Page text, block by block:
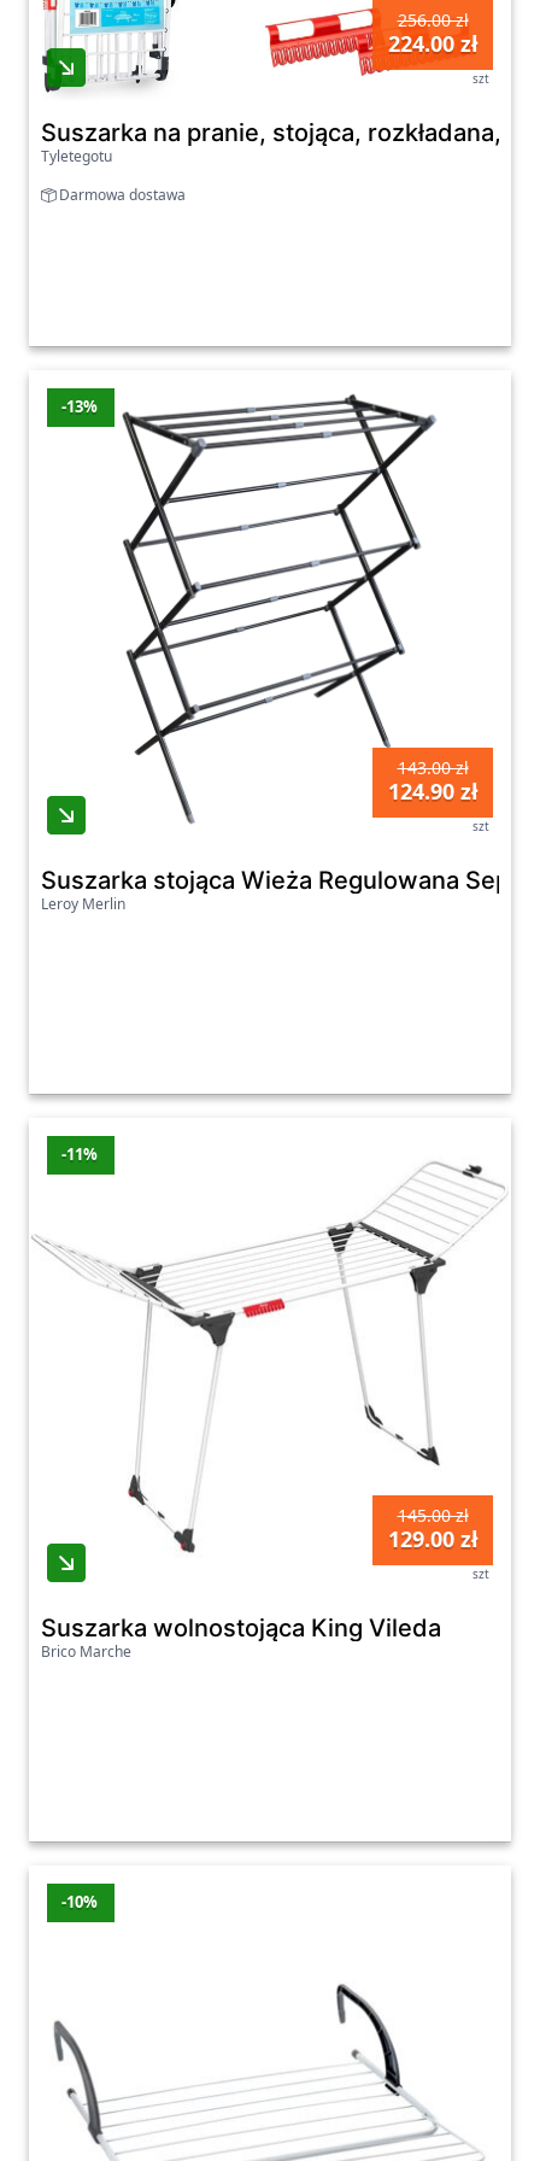
256.00 zł
224.00 zł
szt
Suszarka na pranie, stojąca, rozkładana,
Tyletegotu
Darmowa dostawa
-13%
143.00 zł
124.90 zł
szt
Suszarka stojąca Wieża Regulowana Sepio
Leroy Merlin
-11%
145.00 zł
129.00 zł
szt
Suszarka wolnostojąca King Vileda
Brico Marche
-10%